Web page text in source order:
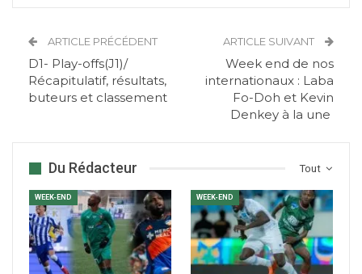
ARTICLE PRÉCÉDENT
D1- Play-offs(J1)/
Récapitulatif, résultats,
buteurs et classement
ARTICLE SUIVANT
Week end de nos
internationaux : Laba
Fo-Doh et Kevin
Denkey à la une
Tout
Du Rédacteur
WEEK-END WEEK-END